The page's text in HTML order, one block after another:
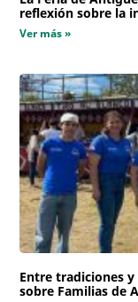
reflexión sobre la
Ver más »
Entre tradiciones
sobre Familias de